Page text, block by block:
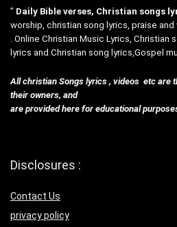
” Daily Bible verses, Christian songs
worship, christian song lyrics, praise
. Online Christian Music Lyrics, Christian
lyrics and Christian song lyrics,Gospel
All christian Songs lyrics , videos etc are
their owners, and
are provided here for educational
Disclosures :
Contact Us
privacy policy